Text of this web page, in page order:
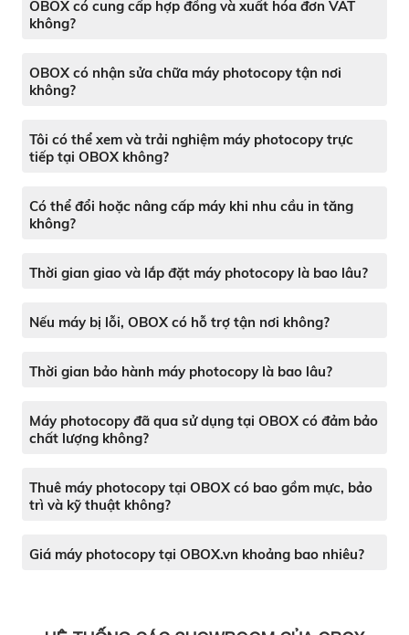
OBOX có cung cấp hợp đồng và xuất hóa đơn VAT
không?
OBOX có nhận sửa chữa máy photocopy tận nơi
không?
Tôi có thể xem và trải nghiệm máy photocopy trực
tiếp tại OBOX không?
Có thể đổi hoặc nâng cấp máy khi nhu cầu in tăng
không?
Thời gian giao và lắp đặt máy photocopy là bao lâu?
Nếu máy bị lỗi, OBOX có hỗ trợ tận nơi không?
Thời gian bảo hành máy photocopy là bao lâu?
Máy photocopy đã qua sử dụng tại OBOX có đảm bảo
chất lượng không?
Thuê máy photocopy tại OBOX có bao gồm mực, bảo
trì và kỹ thuật không?
Giá máy photocopy tại OBOX.vn khoảng bao nhiêu?